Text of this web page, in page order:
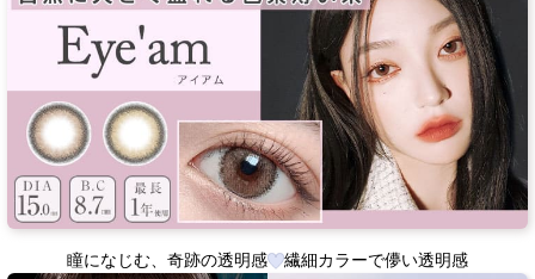
瞳になじむ、奇跡の透明感 繊細カラーで儚い透明感